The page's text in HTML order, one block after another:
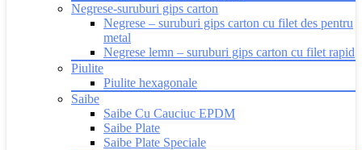
Negrese-suruburi gips carton
Negrese – suruburi gips carton cu filet des pentru
metal
Negrese lemn – suruburi gips carton cu filet rapid
Piulite
Piulite hexagonale
Saibe
Saibe Cu Cauciuc EPDM
Saibe Plate
Saibe Plate Speciale